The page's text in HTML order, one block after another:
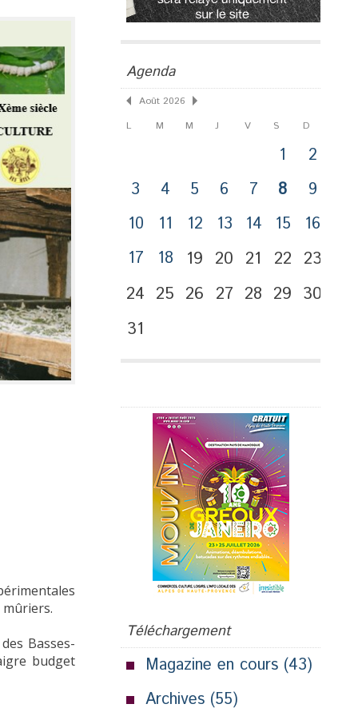
Basses-
budget
Agenda
Août 2026
L
M M J V S D
1
2
3
4 5 6 7 8
9
10
11 12 13 14 15
16
17
18 19 20 21 22 23
24 25 26 27 28 29 30
31
Téléchargement
Magazine en cours (43)
Archives (55)